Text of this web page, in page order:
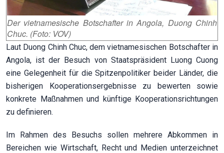
Der vietnamesische Botschafter in Angola, Duong Chinh
Chuc. (Foto: VOV)
Laut Duong Chinh Chuc, dem vietnamesischen Botschafter in
Angola, ist der Besuch von Staatspräsident Luong Cuong
eine Gelegenheit für die Spitzenpolitiker beider Länder, die
bisherigen Kooperationsergebnisse zu bewerten sowie
konkrete Maßnahmen und künftige Kooperationsrichtungen
zu definieren.
Im Rahmen des Besuchs sollen mehrere Abkommen in
Bereichen wie Wirtschaft, Recht und Medien unterzeichnet